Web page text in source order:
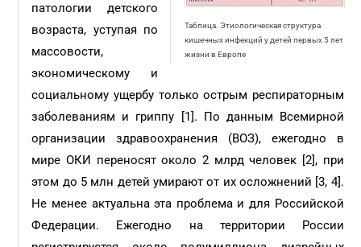
Таблица. Этиологическая структура
кишечных инфекций у детей первых 5 лет
жизни в Европе
патологии детского
возраста, уступая по
массовости,
экономическому и
социальному ущербу только острым респираторным
заболеваниям и гриппу [1]. По данным Всемирной
организации здравоохранения (ВОЗ), ежегодно в
мире ОКИ переносят около 2 млрд человек [2], при
этом до 5 млн детей умирают от их осложнений [3, 4].
Не менее актуальна эта проблема и для Российской
Федерации. Ежегодно на территории России